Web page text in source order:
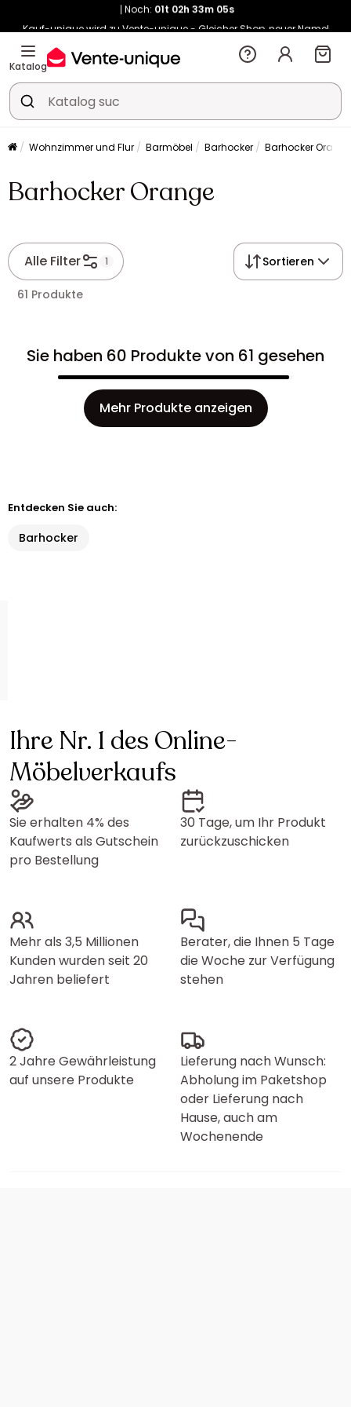
Kauf-unique wird zu Vente-unique - Gleicher Shop, neuer Name!
-10% ab 400€ mitHEAT10auf Vente-unique-Produkte
Noch:
Katalog
Wohnzimmer und Flur Barmöbel Barhocker Barhocker Orange
Barhocker Orange
Alle Filter 1 Sortieren
61 Produkte
Sie haben 60 Produkte von 61 gesehen
Mehr Produkte anzeigen
Entdecken Sie auch:
Barhocker
Ihre Nr. 1 des Online-
Möbelverkaufs
Sie erhalten 4% des
Kaufwerts als Gutschein
pro Bestellung
30 Tage, um Ihr Produkt
zurückzuschicken
Mehr als 3,5 Millionen
Kunden wurden seit 20
Jahren beliefert
Berater, die Ihnen 5 Tage
die Woche zur Verfügung
stehen
2 Jahre Gewährleistung
auf unsere Produkte
Lieferung nach Wunsch:
Abholung im Paketshop
oder Lieferung nach
Hause, auch am
Wochenende